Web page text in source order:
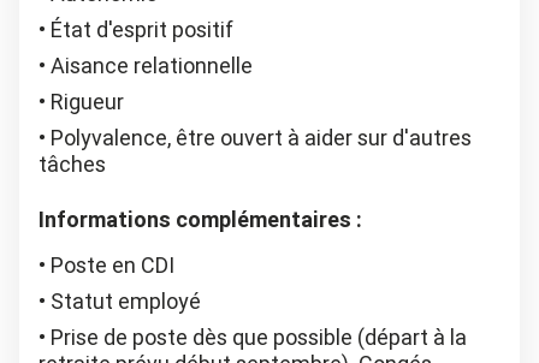
État d'esprit positif
Aisance relationnelle
Rigueur
Polyvalence, être ouvert à aider sur d'autres
tâches
Informations complémentaires :
Poste en CDI
Statut employé
Prise de poste dès que possible (départ à la